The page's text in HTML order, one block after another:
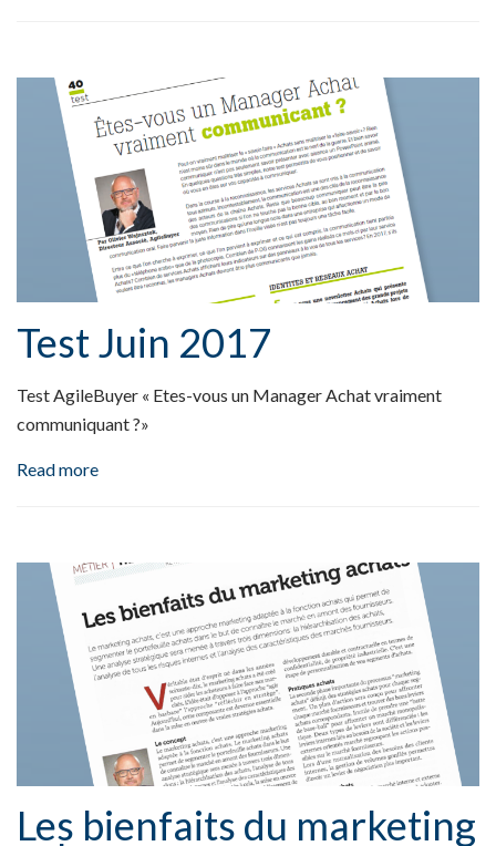
Test Juin 2017
Test AgileBuyer « Etes-vous un Manager Achat vraiment
communiquant ?»
Read more
Les bienfaits du marketing